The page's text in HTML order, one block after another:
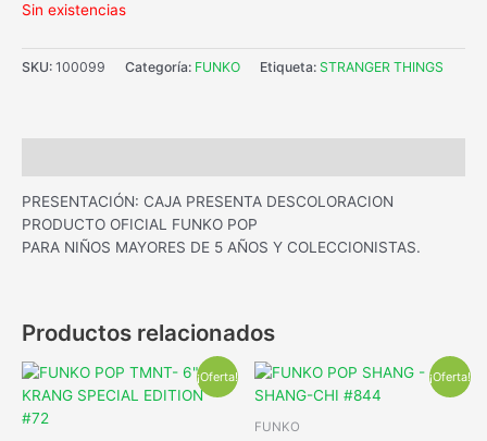
Sin existencias
SKU: 100099 Categoría: FUNKO Etiqueta: STRANGER THINGS
PRESENTACIÓN: CAJA PRESENTA DESCOLORACION
PRODUCTO OFICIAL FUNKO POP
PARA NIÑOS MAYORES DE 5 AÑOS Y COLECCIONISTAS.
Productos relacionados
¡Oferta! ¡Oferta!
FUNKO